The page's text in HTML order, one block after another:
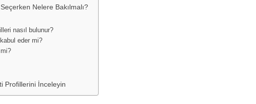
Nelere Bakılmalı?
nasıl bulunur?
eder mi?
Profillerini İnceleyin